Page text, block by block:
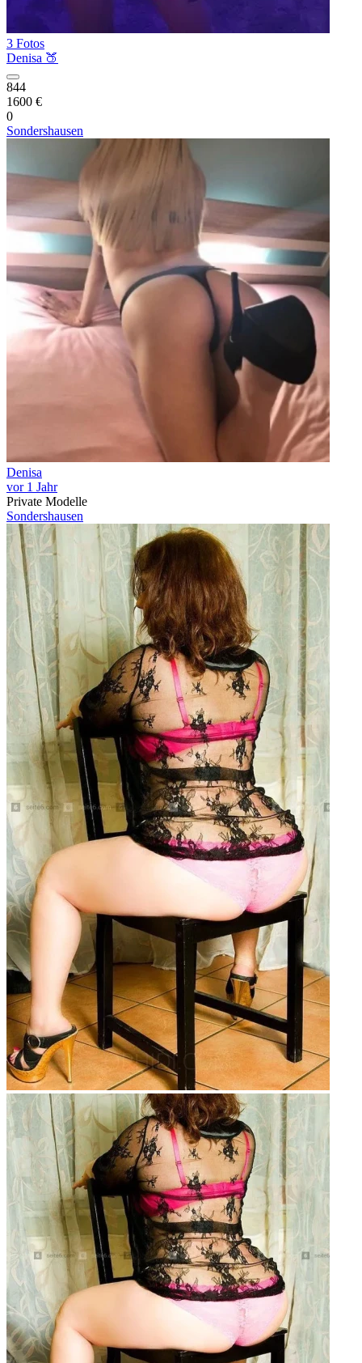
3 Fotos
Denisa 🍑
844
1600 €
0
Sondershausen
Denisa
vor 1 Jahr
Private Modelle
Sondershausen